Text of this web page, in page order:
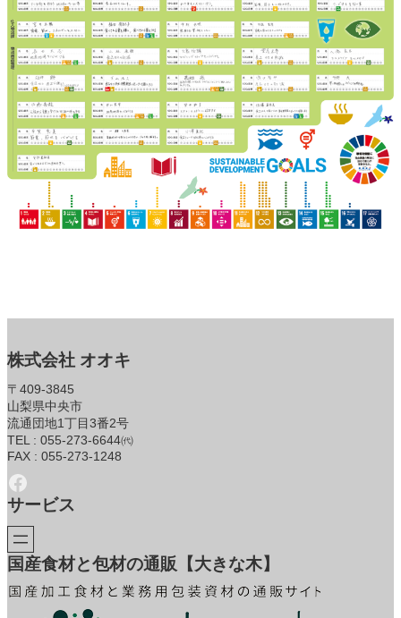
株式会社 オオキ
〒409-3845
山梨県中央市
流通団地1丁目3番2号
TEL : 055-273-6644㈹
FAX : 055-273-1248
Facebook
サービス
国産食材と包材の通販【大きな木】